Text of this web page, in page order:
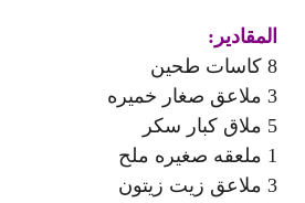
المقادير:
8 كاسات طحين
3 ملاعق صغار خميره
5 ملاق كبار سكر
1 ملعقه صغيره ملح
3 ملاعق زيت زيتون